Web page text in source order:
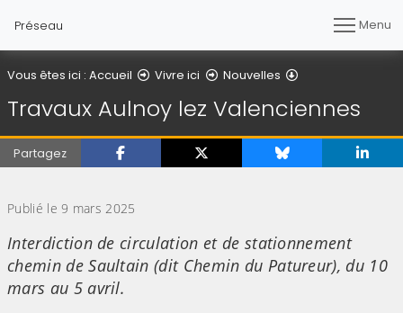
Préseau Menu
Vous êtes ici : Accueil Vivre ici Nouvelles
Travaux Aulnoy lez Valenciennes
Partagez
Publié le 9 mars 2025
Interdiction de circulation et de stationnement
chemin de Saultain (dit Chemin du Patureur), du 10
mars au 5 avril.